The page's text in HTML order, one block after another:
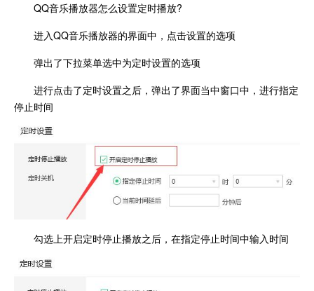
QQ音乐播放器怎么设置定时播放?
进入QQ音乐播放器的界面中，点击设置的选项
弹出了下拉菜单选中为定时设置的选项
进行点击了定时设置之后，弹出了界面当中窗口中，进行指定
停止时间
勾选上开启定时停止播放之后，在指定停止时间中输入时间